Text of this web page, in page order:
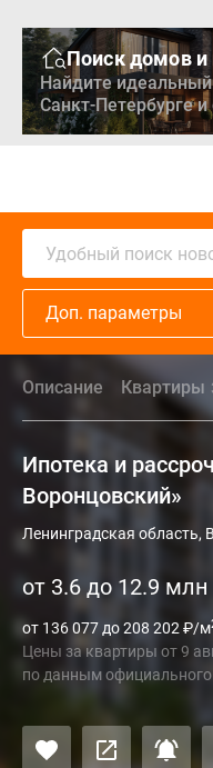
Поиск домов и
Найдите
Санкт-Петербурге и
Удобный поиск
Доп. параметры
Описание Квартиры
Ипотека и
Воронцовский»
Ленинградская область,
от 3.6 до 12.9 млн
от 136 077 до 208 202 ₽/м
Цены за квартиры от9
по данным официального